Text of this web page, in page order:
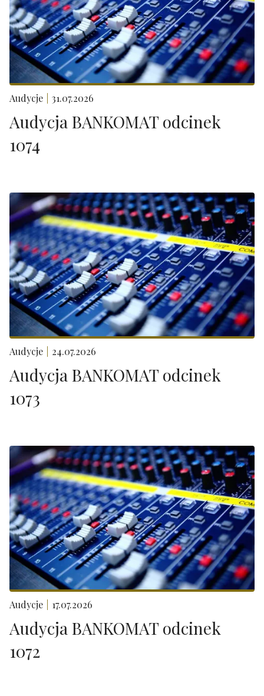
Audycje 31.07.2026
Audycja BANKOMAT odcinek
1074
Audycje 24.07.2026
Audycja BANKOMAT odcinek
1073
Audycje 17.07.2026
Audycja BANKOMAT odcinek
1072